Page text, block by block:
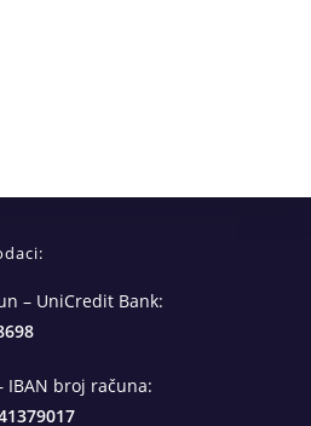
– UniCredit Bank:
IBAN broj računa: